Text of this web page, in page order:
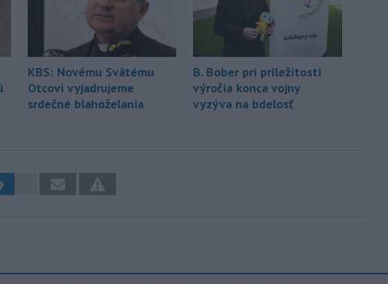
KBS: Novému Svätému
Otcovi vyjadrujeme
srdečné blahoželania
B. Bober pri príležitosti
výročia konca vojny
vyzýva na bdelosť